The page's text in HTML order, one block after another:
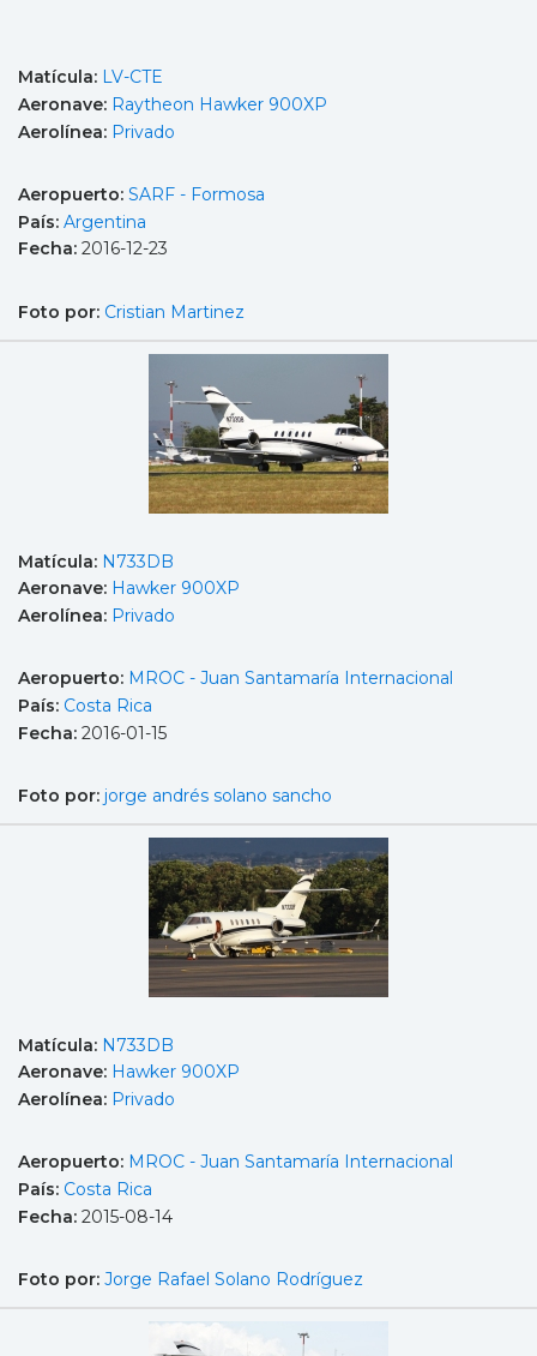
Matícula: LV-CTE
Aeronave: Raytheon Hawker 900XP
Aerolínea: Privado
Aeropuerto: SARF - Formosa
País: Argentina
Fecha: 2016-12-23
Foto por: Cristian Martinez
Matícula: N733DB
Aeronave: Hawker 900XP
Aerolínea: Privado
Aeropuerto: MROC - Juan Santamaría Internacional
País: Costa Rica
Fecha: 2016-01-15
Foto por: jorge andrés solano sancho
Matícula: N733DB
Aeronave: Hawker 900XP
Aerolínea: Privado
Aeropuerto: MROC - Juan Santamaría Internacional
País: Costa Rica
Fecha: 2015-08-14
Foto por: Jorge Rafael Solano Rodríguez